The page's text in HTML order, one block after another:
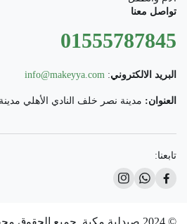
تواصل معنا
01555787845
البريد الالكتروني:
info@makeyya.com
العنوان: مدينة نصر خلف النادي الأهلي
تابعنا:
© 2024 صيدلية مكية. جميع الحقوق محفوظة. تم التطوير بواسطة